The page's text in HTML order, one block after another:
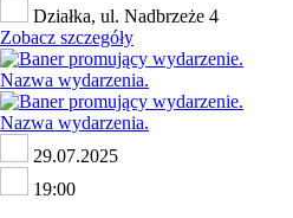
Działka, ul. Nadbrzeże 4
Zobacz szczegóły
29.07.2025
19:00